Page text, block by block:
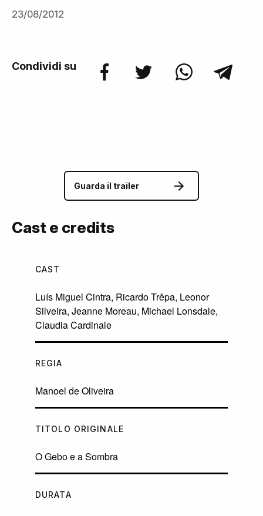
23/08/2012
Condividi su
Guarda il trailer
Cast e credits
CAST
Luís Miguel Cintra, Ricardo Trêpa, Leonor
Silveira, Jeanne Moreau, Michael Lonsdale,
Claudia Cardinale
REGIA
Manoel de Oliveira
TITOLO ORIGINALE
O Gebo e a Sombra
DURATA